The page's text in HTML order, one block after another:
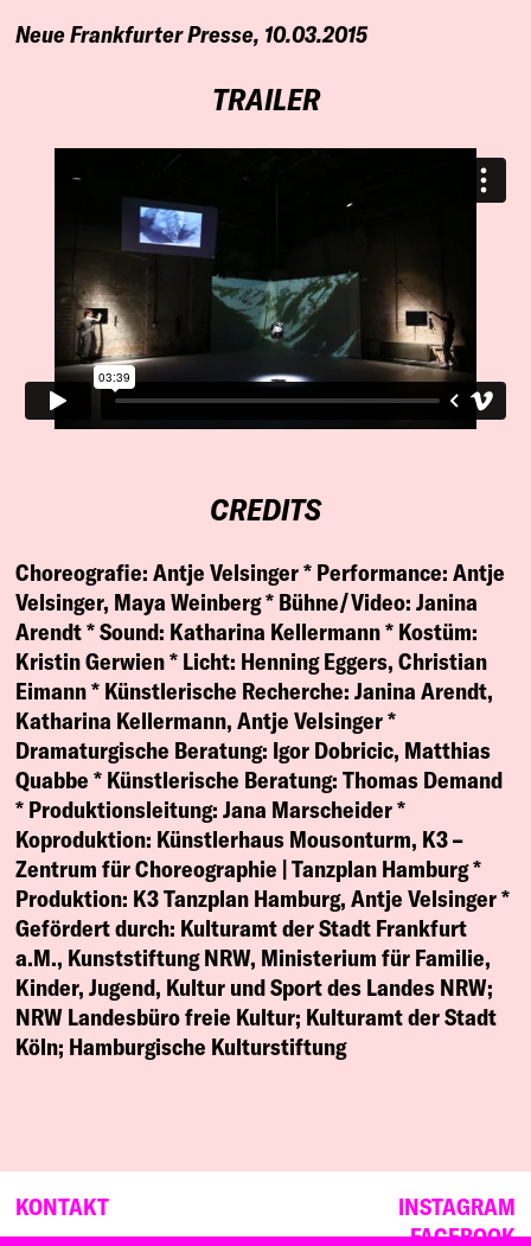
Neue Frankfurter Presse, 10.03.2015
TRAILER
CREDITS
Choreografie: Antje Velsinger * Performance: Antje
Velsinger, Maya Weinberg * Bühne/Video: Janina
Arendt *Sound: Katharina Kellermann * Kostüm:
Kristin Gerwien * Licht: Henning Eggers, Christian
Eimann * Künstlerische Recherche: Janina Arendt,
Katharina Kellermann, Antje Velsinger *
Dramaturgische Beratung: Igor Dobricic, Matthias
Quabbe * Künstlerische Beratung: Thomas Demand
* Produktionsleitung: Jana Marscheider *
Koproduktion: Künstlerhaus Mousonturm, K3 –
Zentrum für Choreographie | Tanzplan Hamburg *
Produktion: K3 Tanzplan Hamburg, Antje Velsinger *
Gefördert durch: Kulturamt der Stadt Frankfurt
a.M., Kunststiftung NRW, Ministerium für Familie,
Kinder, Jugend, Kultur und Sport des Landes NRW;
NRW Landesbüro freie Kultur; Kulturamt der Stadt
Köln; Hamburgische Kulturstiftung
KONTAKT
INSTAGRAM
FACEBOOK